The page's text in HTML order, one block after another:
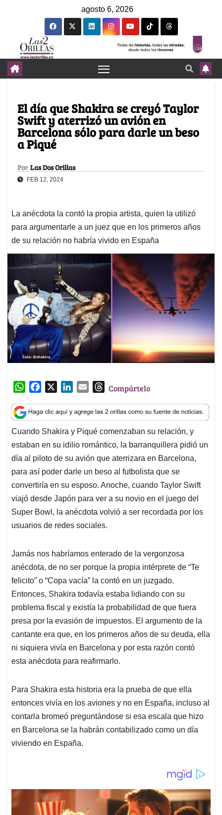
agosto 6, 2026
El día que Shakira se creyó Taylor
Swift y aterrizó un avión en
Barcelona sólo para darle un beso
a Piqué
Por Las Dos Orillas
FEB 12, 2024
La anécdota la contó la propia artista, quien la utilizó
para argumentarle a un juez que en los primeros años
de su relación no habría vivido en España
W
a
t
s
A
p
p
c
e
b
o
o
k
n
k
e
d
n
a
i
l
T
r
e
a
d
s
Compártelo
Cuando Shakira y Piqué comenzaban su relación, y
estaban en su idilio romántico, la barranquillera pidió un
día al piloto de su avión que aterrizara en Barcelona,
para así poder darle un beso al futbolista que se
convertiría en su esposo. Anoche, cuando Taylor Swift
viajó desde Japón para ver a su novio en el juego del
Super Bowl, la anécdota volvió a ser recordada por los
usuarios de redes sociales.
Jamás nos habríamos enterado de la vergonzosa
anécdota, de no ser porque la propia intérprete de “Te
felicito” o “Copa vacía” la contó en un juzgado.
Entonces, Shakira todavía estaba lidiando con su
problema fiscal y existía la probabilidad de que fuera
presa por la evasión de impuestos. El argumento de la
cantante era que, en los primeros años de su deuda, ella
ni siquiera vivía en Barcelona y por esta razón contó
esta anécdota para reafirmarlo.
Para Shakira esta historia era la prueba de que ella
entonces vivía en los aviones y no en España, incluso al
contarla bromeó preguntándose si esa escala que hizo
en Barcelona se la habrán contabilizado como un día
viviendo en España.